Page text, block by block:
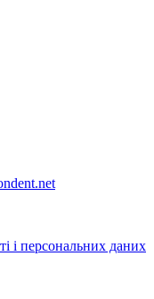
і персональних даних